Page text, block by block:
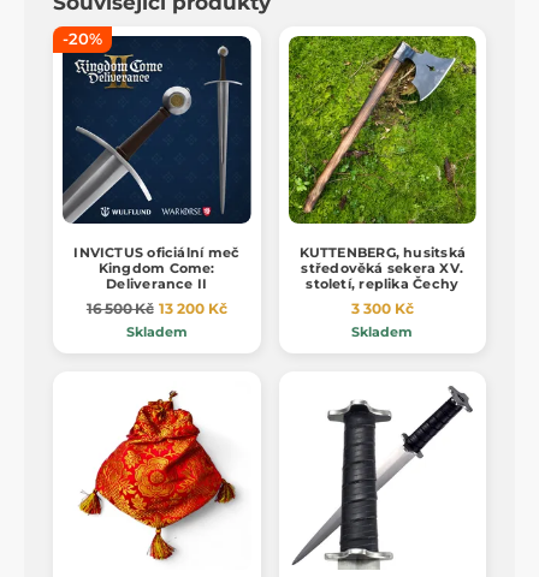
-20%
INVICTUS oficiální meč
Kingdom Come:
Deliverance II
16 500 Kč 13 200 Kč
Skladem
KUTTENBERG, husitská
středověká sekera XV.
století, replika Čechy
3 300 Kč
Skladem